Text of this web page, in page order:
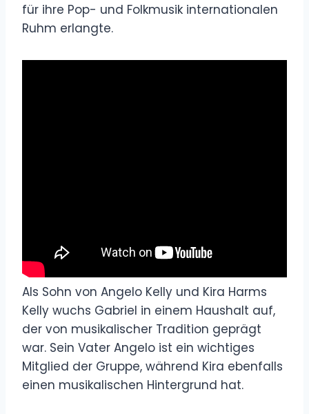
für ihre Pop- und Folkmusik internationalen
Ruhm erlangte.
Als Sohn von Angelo Kelly und Kira Harms
Kelly wuchs Gabriel in einem Haushalt auf,
der von musikalischer Tradition geprägt
war. Sein Vater Angelo ist ein wichtiges
Mitglied der Gruppe, während Kira ebenfalls
einen musikalischen Hintergrund hat.